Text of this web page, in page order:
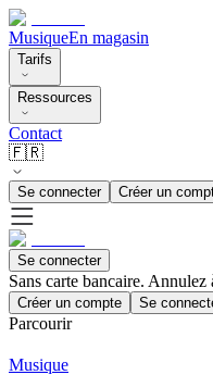
MusiqueEn magasin
Tarifs
Ressources
Contact
🇫🇷
Se connecter Créer un
Se connecter
Sans carte bancaire. Annulez
Créer un compte Se
Parcourir
Musique